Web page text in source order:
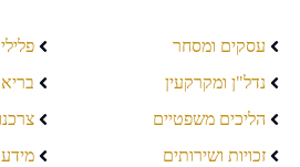
עסקים ומסחר
נדל"ן ומקרקעין
הליכים משפטיים
זכויות ושירותים